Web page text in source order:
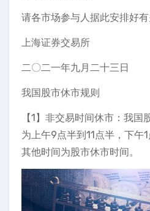
请各市场参与人据此安排好有
上海证券交易所
二〇二一年九月二十三日
我国股市休市规则
【1】非交易时间休市：我
为上午9点半到11点半，下午
其他时间为股市休市时间。